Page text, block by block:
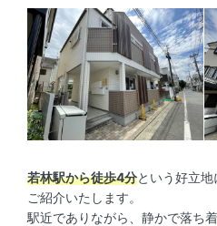
若林駅から徒歩4分という好立
ご紹介いたします。
駅近でありながら、静かで落ち